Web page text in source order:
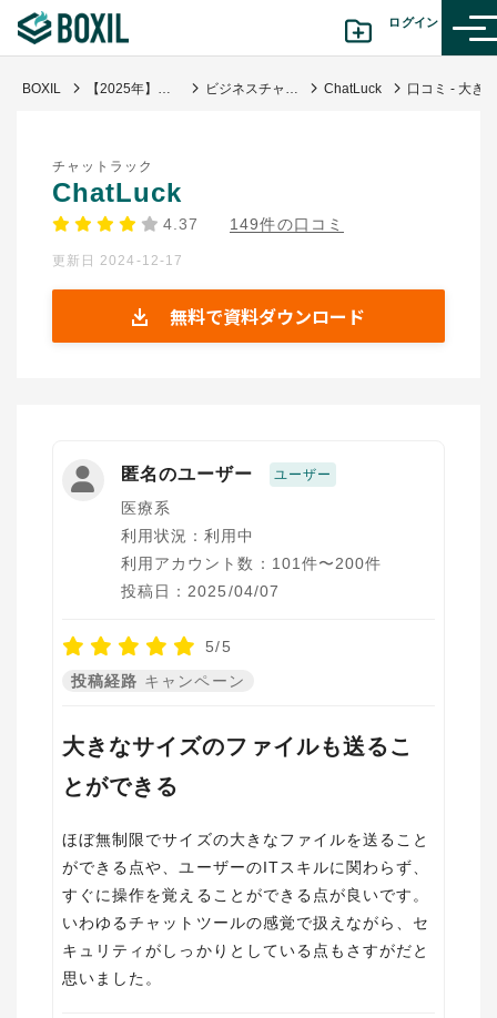
ログイン
診断から探す(β版)
BOXILの使い方ガイド 情報掲載をご希望の方へ
BOXIL 【2025年】ビジネスチャット比較11選！おすすめツール・選び方 ビジネスチャット ChatLuck
チャットラック
ChatLuck
4.37 149件の口コミ
更新日 2024-12-17
無料で資料ダウンロード
匿名のユーザー ユーザー
医療系
利用状況：利用中
利用アカウント数：101件〜200件
投稿日：2025/04/07
5/5
投稿経路 キャンペーン
大きなサイズのファイルも送るこ
とができる
ほぼ無制限でサイズの大きなファイルを送ること
ができる点や、ユーザーのITスキルに関わらず、
すぐに操作を覚えることができる点が良いです。
いわゆるチャットツールの感覚で扱えながら、セ
キュリティがしっかりとしている点もさすがだと
思いました。